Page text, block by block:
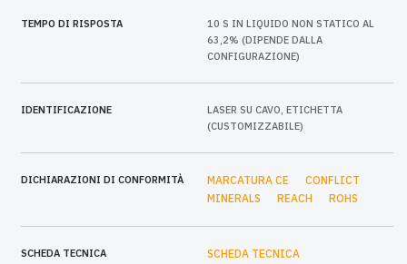
TEMPO DI RISPOSTA
10 S IN LIQUIDO NON STATICO AL
63,2% (DIPENDE DALLA
CONFIGURAZIONE)
IDENTIFICAZIONE
LASER SU CAVO, ETICHETTA
(CUSTOMIZZABILE)
DICHIARAZIONI DI CONFORMITÀ MARCATURA CE
CONFLICT
MINERALS
REACH ROHS
SCHEDA TECNICA SCHEDA TECNICA